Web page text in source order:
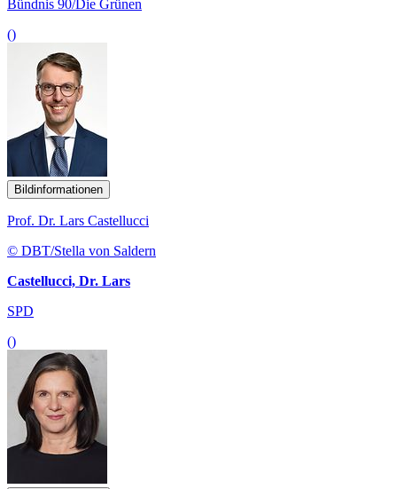
Bündnis 90/Die Grünen
()
Bildinformationen
Prof. Dr. Lars Castellucci
© DBT/Stella von Saldern
Castellucci, Dr. Lars
SPD
()